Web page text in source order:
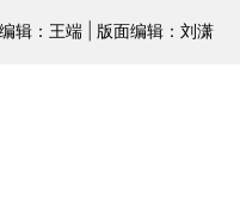
辑：王端 | 版面编辑：刘潇